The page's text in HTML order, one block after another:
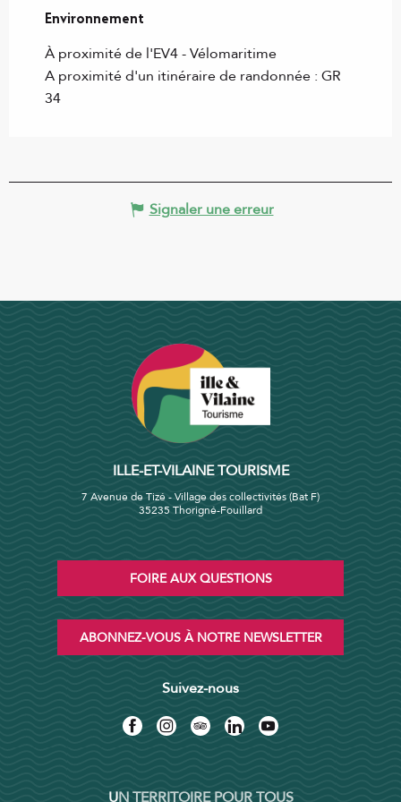
Environnement
Environnement
À proximité de l'EV4 - Vélomaritime
A proximité d'un itinéraire de randonnée : GR
34
Signaler une erreur
ILLE-ET-VILAINE TOURISME
7 Avenue de Tizé - Village des collectivités (Bat F)
35235 Thorigné-Fouillard
FOIRE AUX QUESTIONS
ABONNEZ-VOUS À NOTRE NEWSLETTER
Suivez-nous
UN TERRITOIRE POUR TOUS